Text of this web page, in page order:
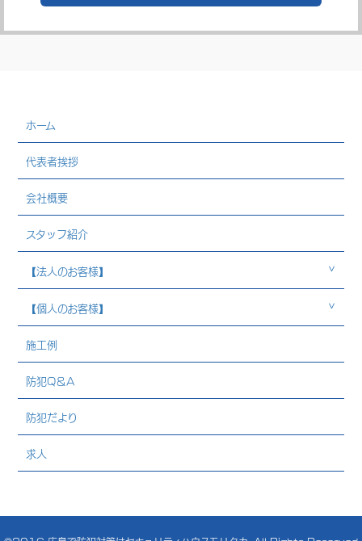
ホーム
代表者挨拶
会社概要
スタッフ紹介
【法人のお客様】
【個人のお客様】
施工例
防犯Q＆A
防犯だより
求人